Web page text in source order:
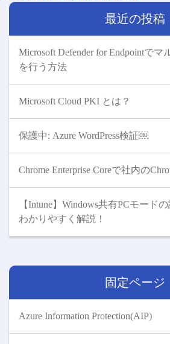
日:
ズ
最近の投稿
Microsoft Defender for Endpointで
を行う方法
Microsoft Cloud PKI とは？
保護中: Azure WordPress検証￼
Chrome Enterprise Coreで社内の
【Intune】Windows共有PCモード
わかりやすく解説！
固定ページ
Azure Information Protection(AIP)